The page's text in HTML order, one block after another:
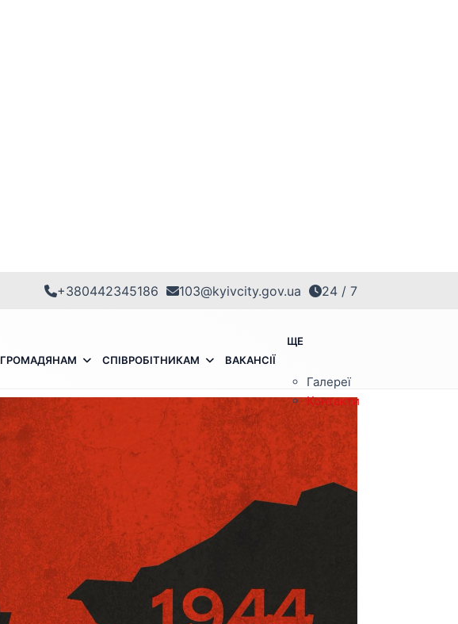
+380442345186 103@kyivcity.gov.ua 24 / 7
ГРОМАДЯНАМ СПІВРОБІТНИКАМ ВАКАНСІЇ
ЩЕ
Галереї
Контакти